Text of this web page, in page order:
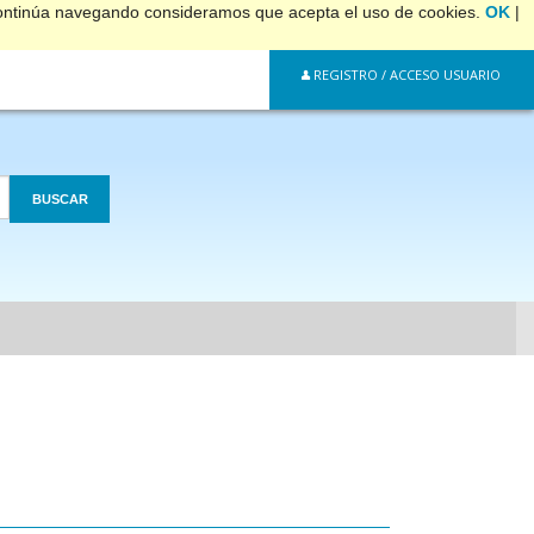
navegando consideramos que acepta el uso de cookies. OK |
REGISTRO / ACCESO USUARIO
BUSCAR